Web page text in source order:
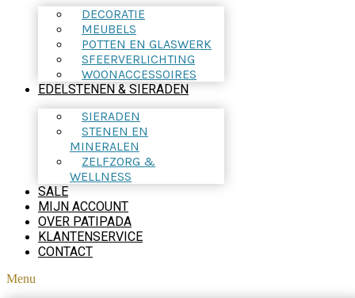
DECORATIE
MEUBELS
POTTEN EN GLASWERK
SFEERVERLICHTING
WOONACCESSOIRES
EDELSTENEN & SIERADEN
SIERADEN
STENEN EN
MINERALEN
ZELFZORG &
WELLNESS
SALE
MIJN ACCOUNT
OVER PATIPADA
KLANTENSERVICE
CONTACT
Menu